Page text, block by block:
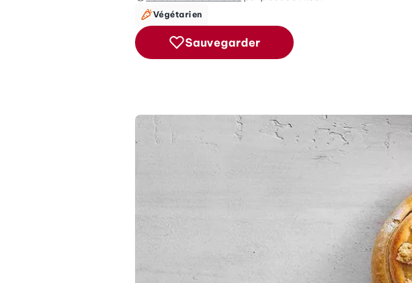
Végétarien
Sauvegarder